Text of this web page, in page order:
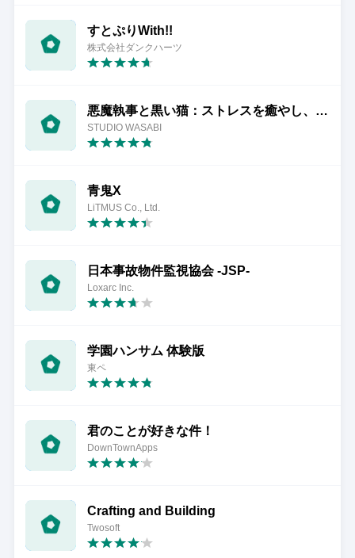
すとぷりWith!!
株式会社ダンクハーツ
悪魔執事と黒い猫：ストレスを癒やし、メンタルを癒やすゲーム
STUDIO WASABI
青鬼X
LiTMUS Co., Ltd.
日本事故物件監視協会 -JSP-
Loxarc Inc.
学園ハンサム 体験版
東ペ
君のことが好きな件！
DownTownApps
Crafting and Building
Twosoft